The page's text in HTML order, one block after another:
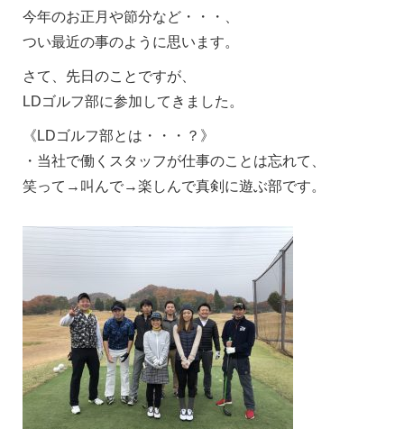
今年のお正月や節分など・・・、
つい最近の事のように思います。
さて、先日のことですが、
LDゴルフ部に参加してきました。
《LDゴルフ部とは・・・？》
・当社で働くスタッフが仕事のことは忘れて、
笑って→叫んで→楽しんで真剣に遊ぶ部です。